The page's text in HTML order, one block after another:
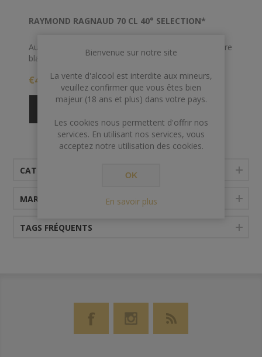
RAYMOND RAGNAUD 70 CL 40° SELECTION*
Au nez, notes végétales et sophistiqué avec du poivre
blanc, gingembre, note fumée de thé. En bouche,
€46,00
CATÉGORIES
MARQUES
TAGS FRÉQUENTS
Bienvenue sur notre site
La vente d'alcool est interdite aux mineurs,
veuillez confirmer que vous êtes bien
majeur (18 ans et plus) dans votre pays.
Les cookies nous permettent d'offrir nos
services. En utilisant nos services, vous
acceptez notre utilisation des cookies.
OK
En savoir plus